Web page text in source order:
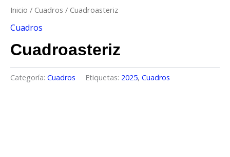
Inicio / Cuadros / Cuadroasteriz
Cuadros
Cuadroasteriz
Categoría: Cuadros Etiquetas: 2025, Cuadros